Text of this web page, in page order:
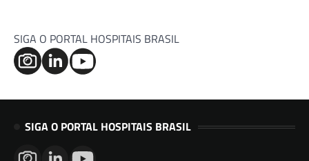
SIGA O PORTAL HOSPITAIS BRASIL
SIGA O PORTAL HOSPITAIS BRASIL